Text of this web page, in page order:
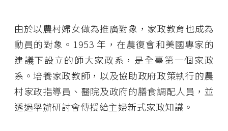
由於以農村婦女做為推廣對象，家政教育也成為
動員的對象。1953 年，在農復會和美國專家的
建議下設立的師大家政系，是全臺第一個家政
系。培養家政教師，以及協助政府政策執行的農
村家政指導員、醫院及政府的膳食調配人員，並
透過舉辦研討會傳授給主婦新式家政知識。